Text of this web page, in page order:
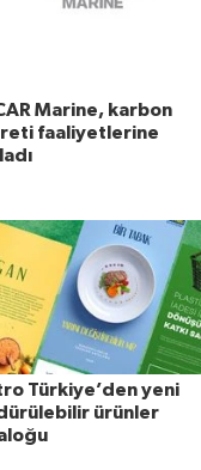
Marine, karbon
faaliyetlerine
Türkiye’den yeni
ürünler